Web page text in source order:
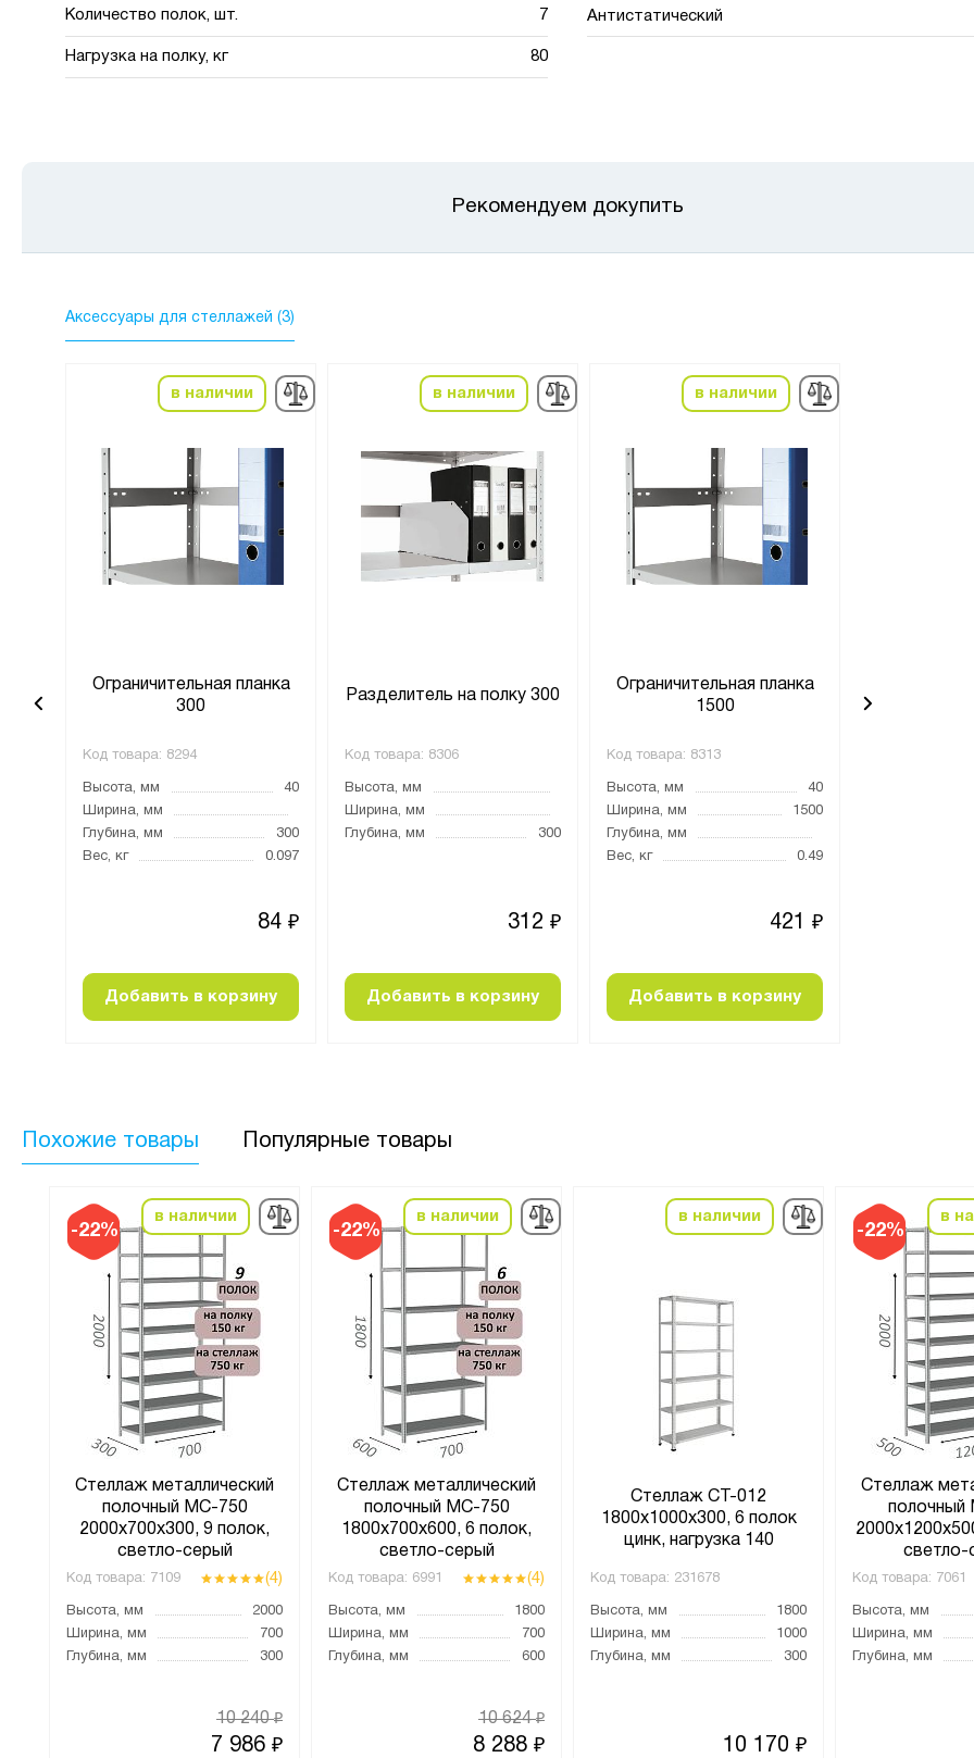
Количество полок, шт. 7
Нагрузка на полку, кг 80
Антистатический
Рекомендуем докупить
Аксессуары для стеллажей (3)
в наличии
Ограничительная планка
300
Код товара: 8294
Высота, мм
40
Ширина, мм
Глубина, мм
300
Вес, кг
0.097
84 ₽
Добавить в корзину
в наличии
Разделитель на полку 300
Код товара: 8306
Высота, мм
Ширина, мм
Глубина, мм
300
312 ₽
Добавить в корзину
в наличии
Ограничительная планка
1500
Код товара: 8313
Высота, мм
40
Ширина, мм
1500
Глубина, мм
Вес, кг
0.49
421 ₽
Добавить в корзину
Похожие товары Популярные товары
-22%
в наличии
Стеллаж металлический
полочный МС-750
2000х700х300, 9 полок,
светло-серый
Код товара: 7109 (4)
Высота, мм
2000
Ширина, мм
700
Глубина, мм
300
7 986 ₽
10 240₽
-22%
в наличии
Стеллаж металлический
полочный МС-750
1800х700х600, 6 полок,
светло-серый
Код товара: 6991 (4)
Высота, мм
1800
Ширина, мм
700
Глубина, мм
600
8 288 ₽
10 624₽
в наличии
Стеллаж СТ-012
1800х1000х300, 6 полок
цинк, нагрузка 140
Код товара: 231678
Высота, мм
1800
Ширина, мм
1000
Глубина, мм
300
10 170 ₽
-22%
в
Стеллаж
светло-
Код товара: 7061
Высота, мм
Ширина, мм
Глубина, мм